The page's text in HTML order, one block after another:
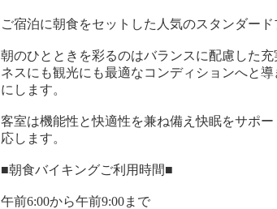
ご宿泊に朝食をセットした人気のスタンダード
朝のひとときを彩るのはバランスに配慮した
ネスにも観光にも最適なコンディションへと
にします。
客室は機能性と快適性を兼ね備え快眠をサポ
応します。
■朝食バイキングご利用時間■
午前6:00から午前9:00まで